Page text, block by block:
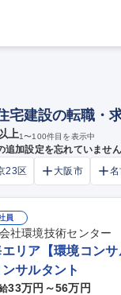
宅建設の転職・
上1〜100件目を表示中
追加設定を忘れていませ
23区
大阪市
員
社環境技術センター
リア【環境コン
サルタント
33万円～56万円